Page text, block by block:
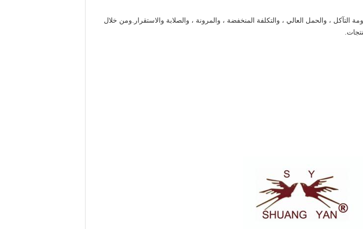
التآكل ، والحمل العالي ، والتكلفة المنخفضة ، والمرونة ، والصلابة والاستقرار.ومن خلال